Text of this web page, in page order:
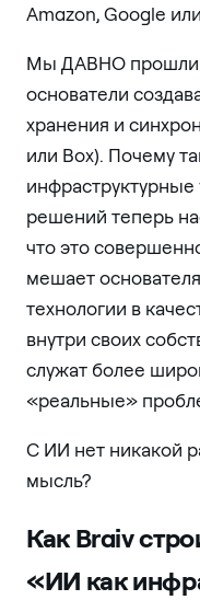
Amazon, Google
Мы ДАВНО прошли
основатели
хранения и
или Box). Почему
инфраструктурные
решений теперь
что это
мешает
технологии в
внутри своих
служат более
«реальные»
С ИИ нет никакой
мысль?
Как Braiv
«ИИ как